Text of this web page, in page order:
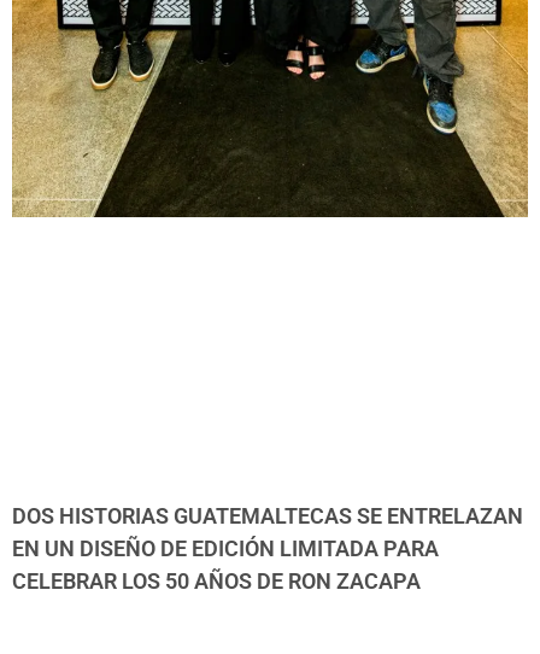
DOS HISTORIAS GUATEMALTECAS SE ENTRELAZAN
EN UN DISEÑO DE EDICIÓN LIMITADA PARA
CELEBRAR LOS 50 AÑOS DE RON ZACAPA